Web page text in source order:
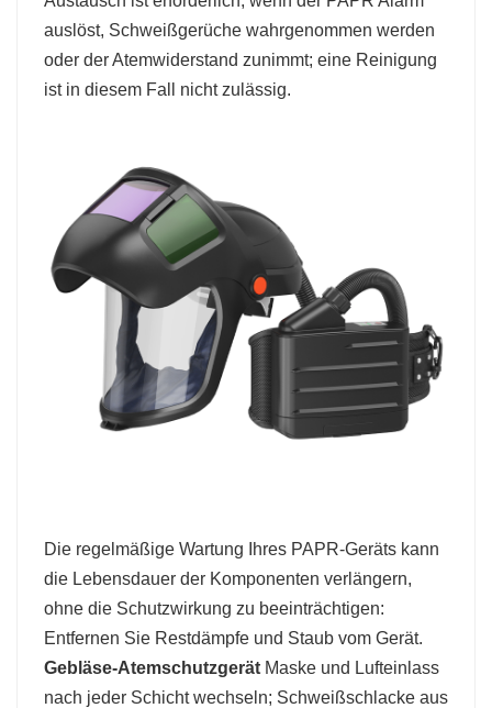
auslöst, Schweißgerüche wahrgenommen werden
oder der Atemwiderstand zunimmt; eine Reinigung
ist in diesem Fall nicht zulässig.
Die regelmäßige Wartung Ihres PAPR-Geräts kann
die Lebensdauer der Komponenten verlängern,
ohne die Schutzwirkung zu beeinträchtigen:
Entfernen Sie Restdämpfe und Staub vom Gerät.
Gebläse-Atemschutzgerät Maske und Lufteinlass
nach jeder Schicht wechseln; Schweißschlacke aus